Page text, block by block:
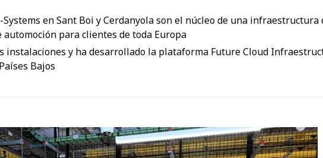
en Sant Boi y Cerdanyola son el núcleo de una
para clientes de toda Europa
instalaciones y ha desarrollado la plataforma Future Cloud
Bajos